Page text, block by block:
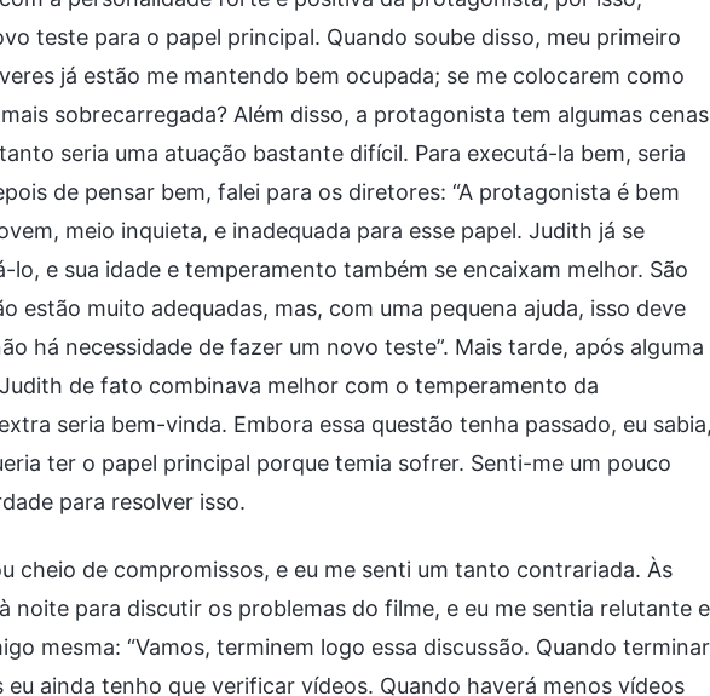
teste para o papel principal. Quando soube disso, meu primeiro
já estão me mantendo bem ocupada; se me colocarem como
sobrecarregada? Além disso, a protagonista tem algumas cenas
seria uma atuação bastante difícil. Para executá-la bem, seria
de pensar bem, falei para os diretores: “A protagonista é bem
meio inquieta, e inadequada para esse papel. Judith já se
e sua idade e temperamento também se encaixam melhor. São
estão muito adequadas, mas, com uma pequena ajuda, isso deve
há necessidade de fazer um novo teste”. Mais tarde, após alguma
de fato combinava melhor com o temperamento da
seria bem-vinda. Embora essa questão tenha passado, eu sabia,
ter o papel principal porque temia sofrer. Senti-me um pouco
para resolver isso.
cheio de compromissos, e eu me senti um tanto contrariada. Às
noite para discutir os problemas do filme, e eu me sentia relutante e
mesma: “Vamos, terminem logo essa discussão. Quando
ainda tenho que verificar vídeos. Quando haverá menos vídeos